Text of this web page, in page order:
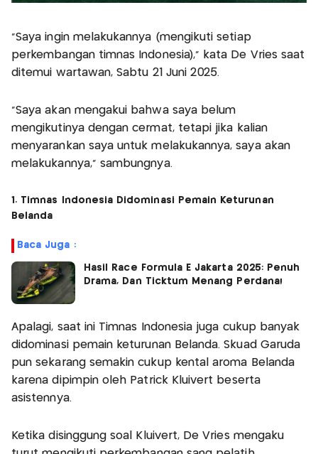
"Saya ingin melakukannya (mengikuti setiap
perkembangan timnas Indonesia)," kata De Vries saat
ditemui wartawan, Sabtu 21 Juni 2025.
"Saya akan mengakui bahwa saya belum
mengikutinya dengan cermat, tetapi jika kalian
menyarankan saya untuk melakukannya, saya akan
melakukannya," sambungnya.
1. Timnas Indonesia Didominasi Pemain Keturunan
Belanda
Baca Juga :
Hasil Race Formula E Jakarta 2025: Penuh
Drama, Dan Ticktum Menang Perdana!
Apalagi, saat ini Timnas Indonesia juga cukup banyak
didominasi pemain keturunan Belanda. Skuad Garuda
pun sekarang semakin cukup kental aroma Belanda
karena dipimpin oleh Patrick Kluivert beserta
asistennya.
Ketika disinggung soal Kluivert, De Vries mengaku